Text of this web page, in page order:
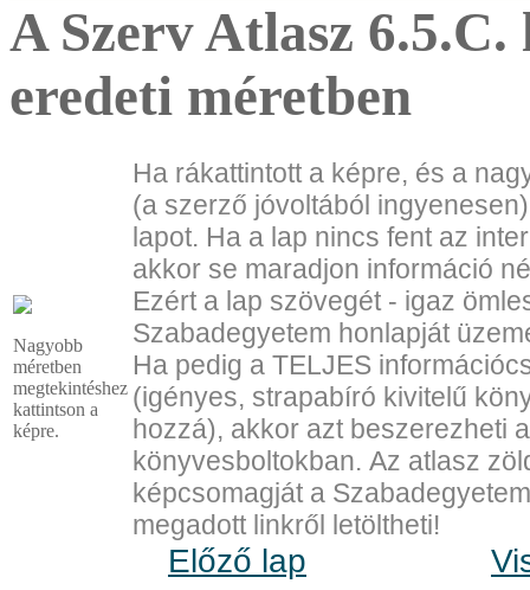
A Szerv Atlasz
eredeti méretben
Nagyobb
méretben
megtekintéshez
kattintson a
képre.
Ha rákattintott a képre, és a
(a szerző jóvoltából
lapot. Ha a lap nincs fent az
akkor se maradjon információ
Ezért a lap szövegét - igaz
Szabadegyetem honlapját
Ha pedig a TELJES
(igényes, strapabíró kivitelű
hozzá), akkor azt beszerezheti
könyvesboltokban. Az atlasz
képcsomagját a
megadott linkről letöltheti!
Előző lap